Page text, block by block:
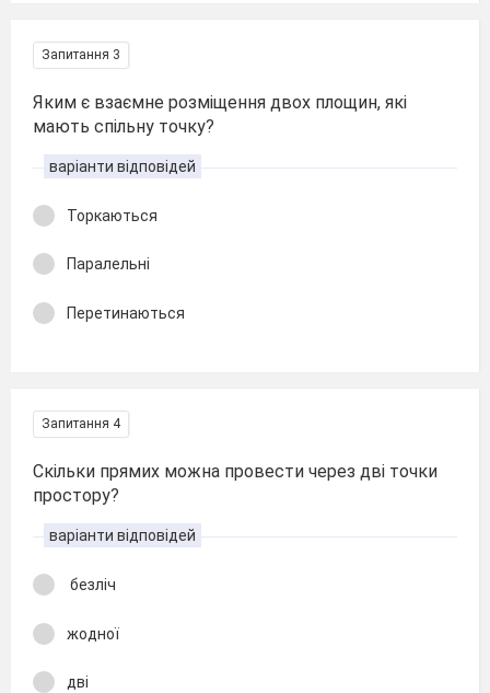
Запитання 3
Яким є взаємне розміщення двох площин, які
мають спільну точку?
варіанти відповідей
Торкаються
Паралельні
Перетинаються
Запитання 4
Скільки прямих можна провести через дві точки
простору?
варіанти відповідей
безліч
жодної
дві